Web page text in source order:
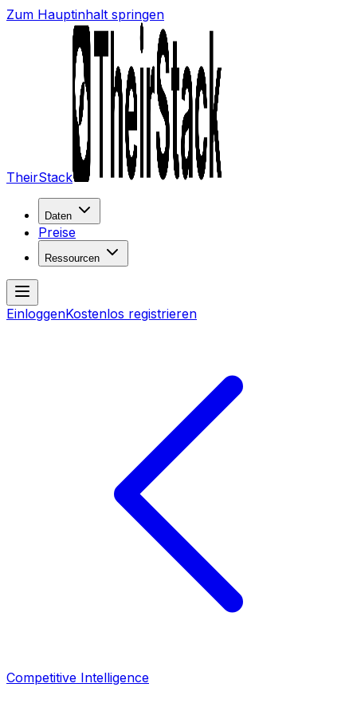
Zum Hauptinhalt springen
TheirStack
Daten
Preise
Ressourcen
EinloggenKostenlos registrieren
Competitive Intelligence